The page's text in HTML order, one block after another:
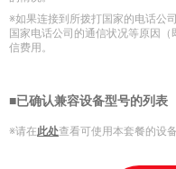
※如果连接到所拨打国家的电话公
国家电话公司的通信状况等原因
信费用。
■已确认兼容设备型号的列表
※请在此处查看可使用本套餐的设